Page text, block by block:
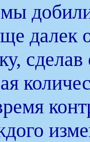
мы
далек